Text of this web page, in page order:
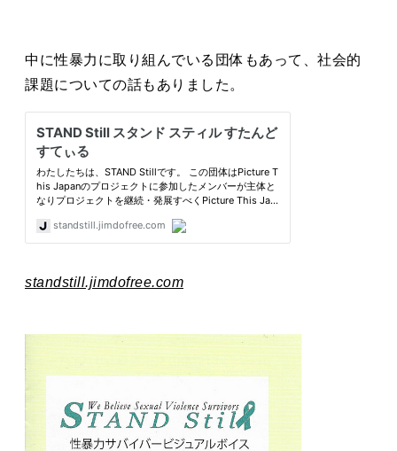
中に性暴力に取り組んでいる団体もあって、社会的
課題についての話もありました。
standstill.jimdofree.com